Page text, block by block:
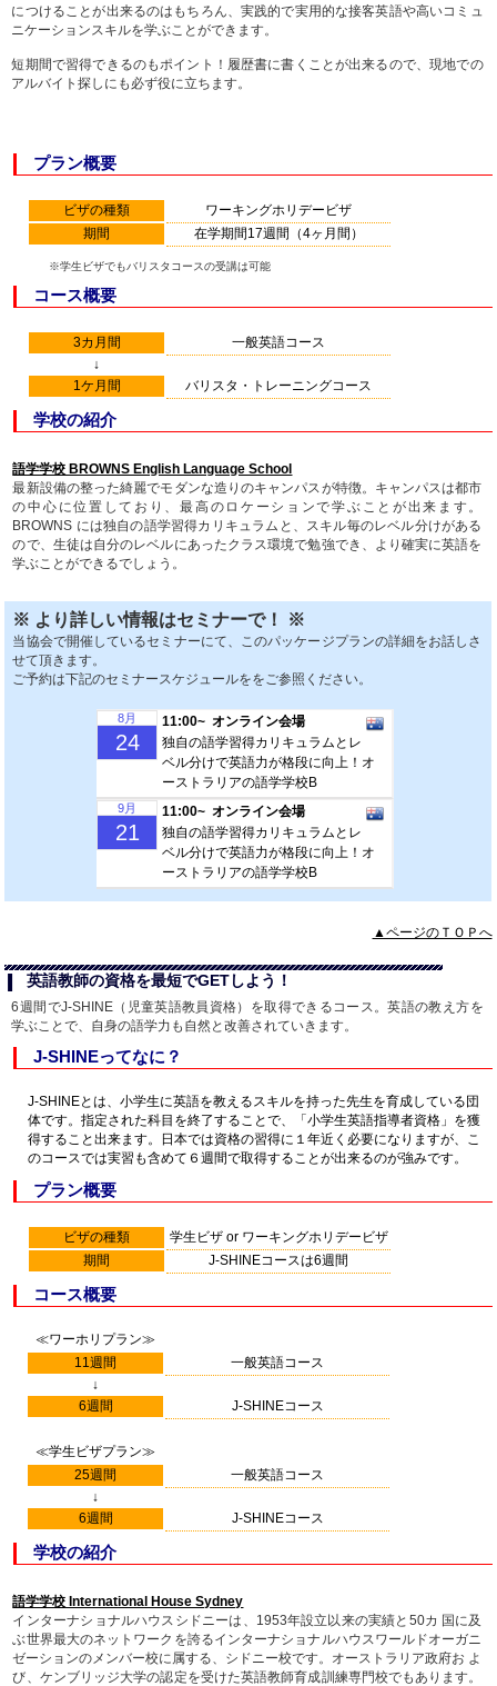
につけることが出来るのはもちろん、実践的で実用的な接客英語や高いコミュ
ニケーションスキルを学ぶことができます。
短期間で習得できるのもポイント！履歴書に書くことが出来るので、現地での
アルバイト探しにも必ず役に立ちます。
プラン概要
ビザの種類
ワーキングホリデービザ
期間
在学期間17週間（4ヶ月間）
※学生ビザでもバリスタコースの受講は可能
コース概要
3カ月間
一般英語コース
↓
1ケ月間
バリスタ・トレーニングコース
学校の紹介
語学学校 BROWNS English Language School
最新設備の整った綺麗でモダンな造りのキャンパスが特徴。キャンパスは都市
の中心に位置しており、最高のロケーションで学ぶことが出来ます。
BROWNS には独自の語学習得カリキュラムと、スキル毎のレベル分けがある
ので、生徒は自分のレベルにあったクラス環境で勉強でき、より確実に英語を
学ぶことができるでしょう。
※ より詳しい情報はセミナーで！ ※
当協会で開催しているセミナーにて、このパッケージプランの詳細をお話しさ
せて頂きます。
ご予約は下記のセミナースケジュールををご参照ください。
8月
24
11:00~ オンライン会場
独自の語学習得カリキュラムとレ
ベル分けで英語力が格段に向上！オ
ーストラリアの語学学校B
9月
21
11:00~ オンライン会場
独自の語学習得カリキュラムとレ
ベル分けで英語力が格段に向上！オ
ーストラリアの語学学校B
▲ページのＴＯＰへ
英語教師の資格を最短でGETしよう！
6週間でJ-SHINE（児童英語教員資格）を取得できるコース。英語の教え方を
学ぶことで、自身の語学力も自然と改善されていきます。
J-SHINEってなに？
J-SHINEとは、小学生に英語を教えるスキルを持った先生を育成している団
体です。指定された科目を終了することで、「小学生英語指導者資格」を獲
得すること出来ます。日本では資格の習得に１年近く必要になりますが、こ
のコースでは実習も含めて６週間で取得することが出来るのが強みです。
プラン概要
ビザの種類
学生ビザ or ワーキングホリデービザ
期間
J-SHINEコースは6週間
コース概要
≪ワーホリプラン≫
11週間
一般英語コース
↓
6週間
J-SHINEコース
≪学生ビザプラン≫
25週間
一般英語コース
↓
6週間
J-SHINEコース
学校の紹介
語学学校 International House Sydney
インターナショナルハウスシドニーは、1953年設立以来の実績と50カ 国に及
ぶ世界最大のネットワークを誇るインターナショナルハウスワールドオーガニ
ゼーションのメンバー校に属する、シドニー校です。オーストラリア政府お よ
び、ケンブリッジ大学の認定を受けた英語教師育成訓練専門校でもあります。